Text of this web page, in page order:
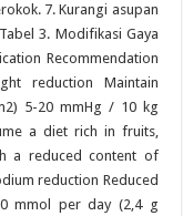
7. Kurangi asupan
3. Modifikasi Gaya
Recommendation
reduction Maintain
5-20 mmHg / 10 kg
a diet rich in fruits,
a reduced content of
reduction Reduced
mmol per day (2,4 g